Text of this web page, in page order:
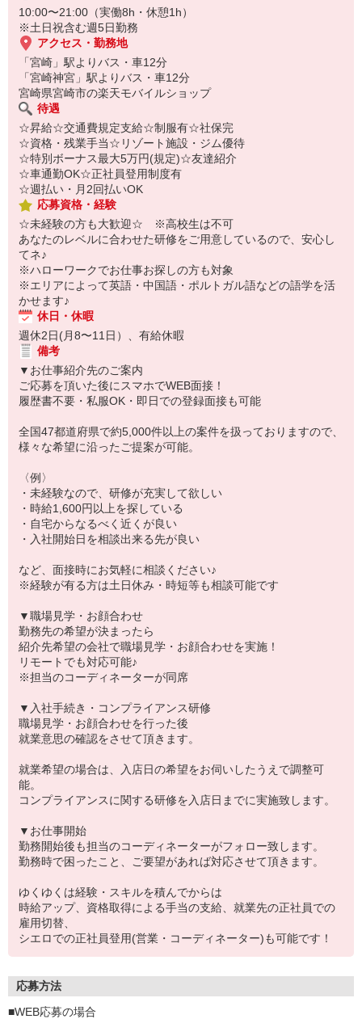
10:00〜21:00（実働8h・休憩1h）
※土日祝含む週5日勤務
アクセス・勤務地
「宮崎」駅よりバス・車12分
「宮崎神宮」駅よりバス・車12分
宮崎県宮崎市の楽天モバイルショップ
待遇
☆昇給☆交通費規定支給☆制服有☆社保完
☆資格・残業手当☆リゾート施設・ジム優待
☆特別ボーナス最大5万円(規定)☆友達紹介
☆車通勤OK☆正社員登用制度有
☆週払い・月2回払いOK
応募資格・経験
☆未経験の方も大歓迎☆ ※高校生は不可
あなたのレベルに合わせた研修をご用意しているので、安心し
てネ♪
※ハローワークでお仕事お探しの方も対象
※エリアによって英語・中国語・ポルトガル語などの語学を活
かせます♪
休日・休暇
週休2日(月8〜11日）、有給休暇
備考
▼お仕事紹介先のご案内
ご応募を頂いた後にスマホでWEB面接！
履歴書不要・私服OK・即日での登録面接も可能
全国47都道府県で約5,000件以上の案件を扱っておりますので、
様々な希望に沿ったご提案が可能。
〈例〉
・未経験なので、研修が充実して欲しい
・時給1,600円以上を探している
・自宅からなるべく近くが良い
・入社開始日を相談出来る先が良い
など、面接時にお気軽に相談ください♪
※経験が有る方は土日休み・時短等も相談可能です
▼職場見学・お顔合わせ
勤務先の希望が決まったら
紹介先希望の会社で職場見学・お顔合わせを実施！
リモートでも対応可能♪
※担当のコーディネーターが同席
▼入社手続き・コンプライアンス研修
職場見学・お顔合わせを行った後
就業意思の確認をさせて頂きます。
就業希望の場合は、入店日の希望をお伺いしたうえで調整可
能。
コンプライアンスに関する研修を入店日までに実施致します。
▼お仕事開始
勤務開始後も担当のコーディネーターがフォロー致します。
勤務時で困ったこと、ご要望があれば対応させて頂きます。
ゆくゆくは経験・スキルを積んでからは
時給アップ、資格取得による手当の支給、就業先の正社員での
雇用切替、
シエロでの正社員登用(営業・コーディネーター)も可能です！
応募方法
■WEB応募の場合